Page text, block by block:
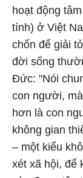
hoạt động
tính) ở Việt
chốn để giải
đời sống
Đức: "Nói
con người,
hơn là con
không gian
– một kiểu
xét xã hội, để